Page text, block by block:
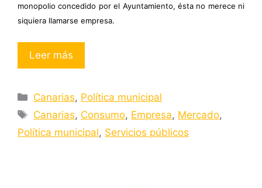
monopolio concedido por el Ayuntamiento, ésta no merece ni
siquiera llamarse empresa.
Leer más
Categorías
Canarias, Política municipal
Etiquetas
Canarias, Consumo, Empresa, Mercado,
Política municipal, Servicios públicos